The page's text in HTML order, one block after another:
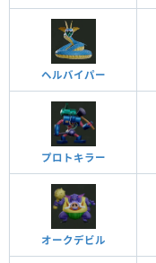
ヘルバイパー
プロトキラー
オークデビル